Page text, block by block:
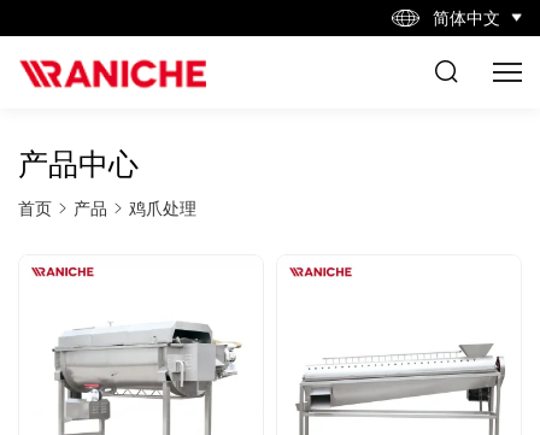
简体中文
产品中心
首页 产品 鸡爪处理